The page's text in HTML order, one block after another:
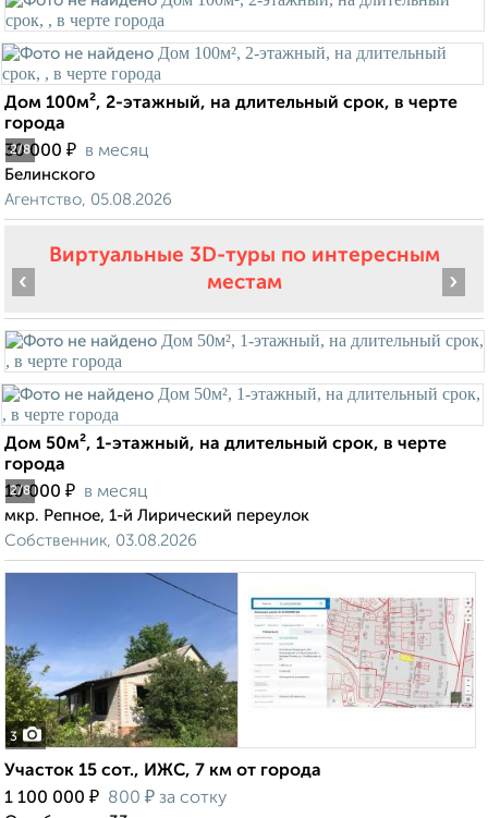
2/8
Дом 100м², 2-этажный, на длительный срок, в черте
города
30 000 ₽ в месяц
Белинского
Агентство, 05.08.2026
Виртуальные 3D-туры по интересным
местам
2/8
‹ ›
Дом 50м², 1-этажный, на длительный срок, в черте
города
10 000 ₽ в месяц
мкр. Репное, 1-й Лирический переулок
Собственник, 03.08.2026
3
Участок 15 сот., ИЖС, 7 км от города
1 100 000 ₽ 800 ₽ за сотку